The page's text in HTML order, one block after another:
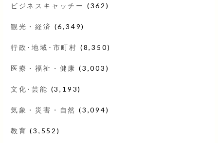
ビジネスキャッチー (362)
観光・経済 (6,349)
行政･地域･市町村 (8,350)
医療・福祉・健康 (3,003)
文化･芸能 (3,193)
気象・災害・自然 (3,094)
教育 (3,552)